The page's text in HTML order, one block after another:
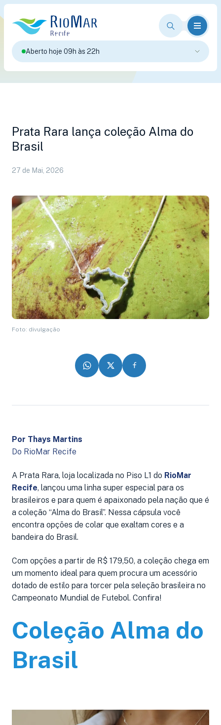
Aberto hoje 09h às 22h
Prata Rara lança coleção Alma do
Brasil
27 de Mai, 2026
Foto: divulgação
Por Thays Martins
Do RioMar Recife
A Prata Rara, loja localizada no Piso L1 do RioMar
Recife, lançou uma linha super especial para os
brasileiros e para quem é apaixonado pela nação que é
a coleção “Alma do Brasil”. Nessa cápsula você
encontra opções de colar que exaltam cores e a
bandeira do Brasil.
Com opções a partir de R$ 179,50, a coleção chega em
um momento ideal para quem procura um acessório
dotado de estilo para torcer pela seleção brasileira no
Campeonato Mundial de Futebol. Confira!
Coleção Alma do
Brasil